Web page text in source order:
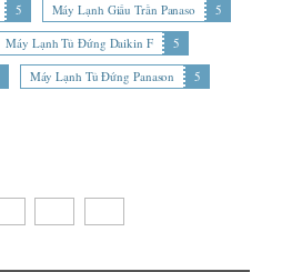
5 Máy Lạnh Giấu Trần Panaso
5
Máy Lạnh Tủ Đứng Daikin F
5
Máy Lạnh Tủ Đứng Panason 5